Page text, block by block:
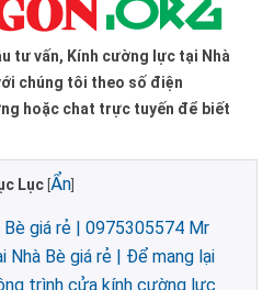
tư vấn, Kính cường lực tại Nhà
chúng tôi theo số điện
hoặc chat trực tuyến để biết
Lục Ẩn]
giá rẻ | 0975305574 Mr
Bè giá rẻ | Để mang lại
trình cửa kính cường lực